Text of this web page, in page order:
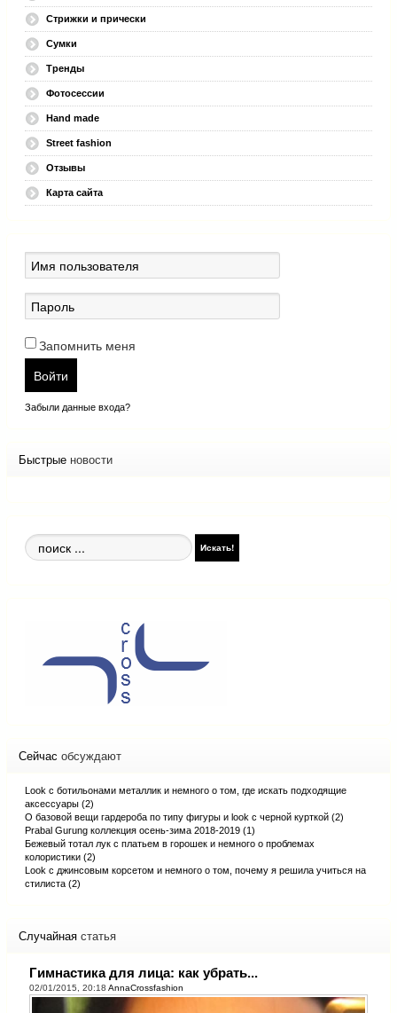
Стрижки и прически
Сумки
Тренды
Фотосессии
Hand made
Street fashion
Отзывы
Карта сайта
Запомнить меня
Войти
Забыли данные входа?
Быстрые новости
Поиск
по
Искать!
Сейчас обсуждают
Look с ботильонами металлик и немного о том, где искать подходящие
аксессуары (2)
О базовой вещи гардероба по типу фигуры и look с черной курткой (2)
Prabal Gurung коллекция осень-зима 2018-2019 (1)
Бежевый тотал лук с платьем в горошек и немного о проблемах
колористики (2)
Look с джинсовым корсетом и немного о том, почему я решила учиться на
стилиста (2)
Случайная статья
Гимнастика для лица: как убрать...
02/01/2015, 20:18 AnnaCrossfashion